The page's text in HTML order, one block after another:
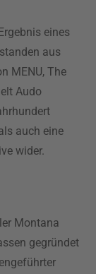
eines
aus
MENU, The
Audo
auch eine
wider.
Montana
gegründet